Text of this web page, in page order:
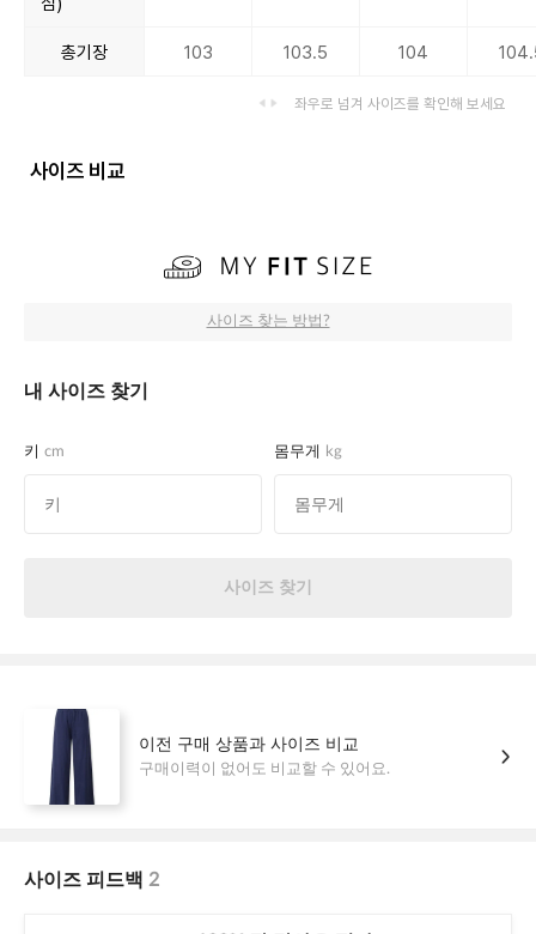
총기장 103 103.5 104
좌우로 넘겨 사이즈를 확인해 보세요
사이즈 비교